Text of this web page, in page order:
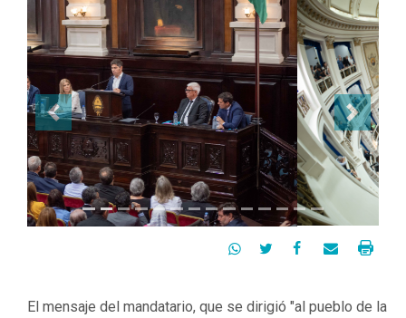
Previous Next
   
El mensaje del mandatario, que se dirigió "al pueblo de la